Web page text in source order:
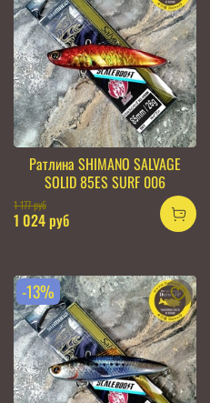
Ратлина SHIMANO SALVAGE
SOLID 85ES SURF 006
1 177 руб
1 024 руб
-13%